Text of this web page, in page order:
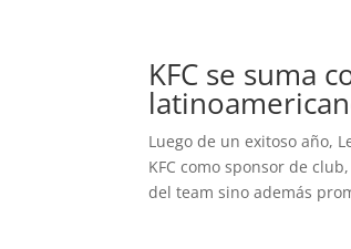
KFC se suma
Luego de un exitoso año,
KFC como sponsor de
del team sino además